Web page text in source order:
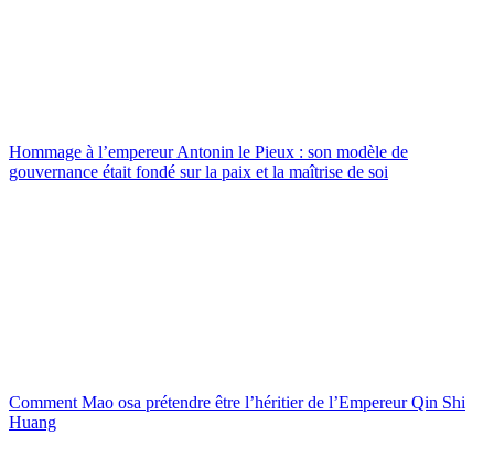
Hommage à l’empereur Antonin le Pieux : son modèle de
gouvernance était fondé sur la paix et la maîtrise de soi
Comment Mao osa prétendre être l’héritier de l’Empereur Qin Shi
Huang